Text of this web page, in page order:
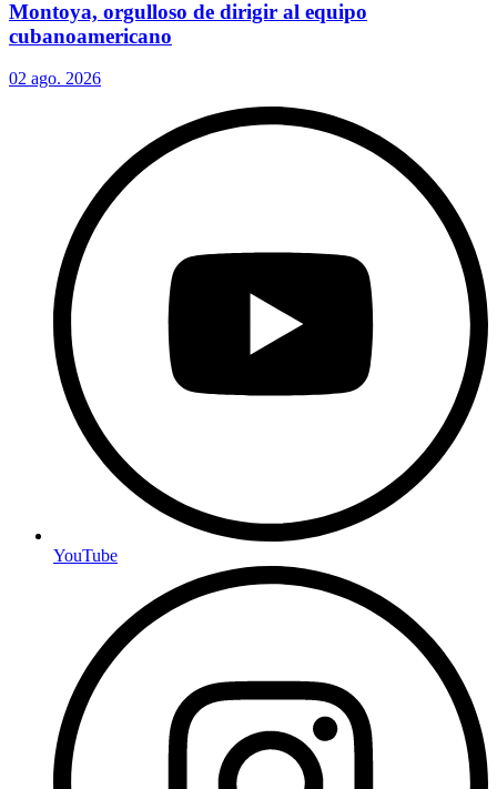
Montoya, orgulloso de dirigir al equipo
cubanoamericano
02 ago. 2026
YouTube